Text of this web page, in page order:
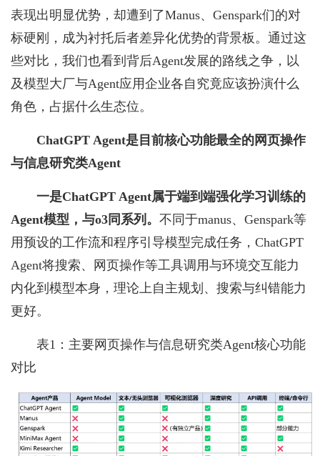
表现出明显优势，却遭到了Manus、Genspark们的对
标硬刚，成为衬托后者差异化优势的背景板。通过这
些对比，我们也看到背后Agent发展的路线之争，以
及模型大厂与Agent应用企业各自究竟应该扮演什么
角色，占据什么生态位。
ChatGPT Agent是目前核心功能最全的网页操作
与信息研究类Agent
一是ChatGPT Agent属于端到端强化学习训练的
Agent模型，与o3同系列。 不同于manus、Genspark等
用预设的工作流和程序引导模型完成任务，ChatGPT
Agent将搜索、网页操作等工具调用与环境交互能力
内化到模型本身，理论上自主规划、搜索与纠错能力
更好。
表1：主要网页操作与信息研究类Agent核心功能
对比